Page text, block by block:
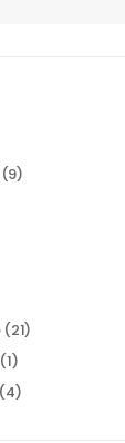
(21)